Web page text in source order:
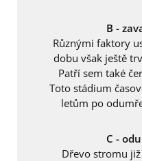
B -
Různými faktory
dobu však ještě
Patří sem také
Toto stádium
letům po
C -
Dřevo stromu